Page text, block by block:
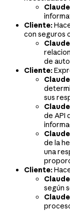
Cliente:
con seguros
de
Cliente:
sus
de API
de la
una
Cliente:
según